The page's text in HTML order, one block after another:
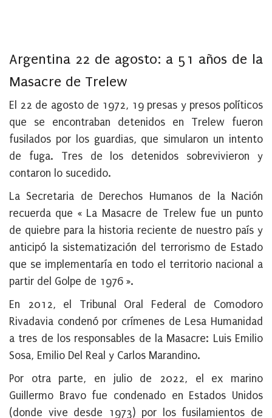
Argentina 22 de agosto: a 51 años de la
Masacre de Trelew
El 22 de agosto de 1972, 19 presas y presos políticos
que se encontraban detenidos en Trelew fueron
fusilados por los guardias, que simularon un intento
de fuga. Tres de los detenidos sobrevivieron y
contaron lo sucedido.
La Secretaria de Derechos Humanos de la Nación
recuerda que « La Masacre de Trelew fue un punto
de quiebre para la historia reciente de nuestro país y
anticipó la sistematización del terrorismo de Estado
que se implementaría en todo el territorio nacional a
partir del Golpe de 1976 ».
En 2012, el Tribunal Oral Federal de Comodoro
Rivadavia condenó por crímenes de Lesa Humanidad
a tres de los responsables de la Masacre: Luis Emilio
Sosa, Emilio Del Real y Carlos Marandino.
Por otra parte, en julio de 2022, el ex marino
Guillermo Bravo fue condenado en Estados Unidos
(donde vive desde 1973) por los fusilamientos de